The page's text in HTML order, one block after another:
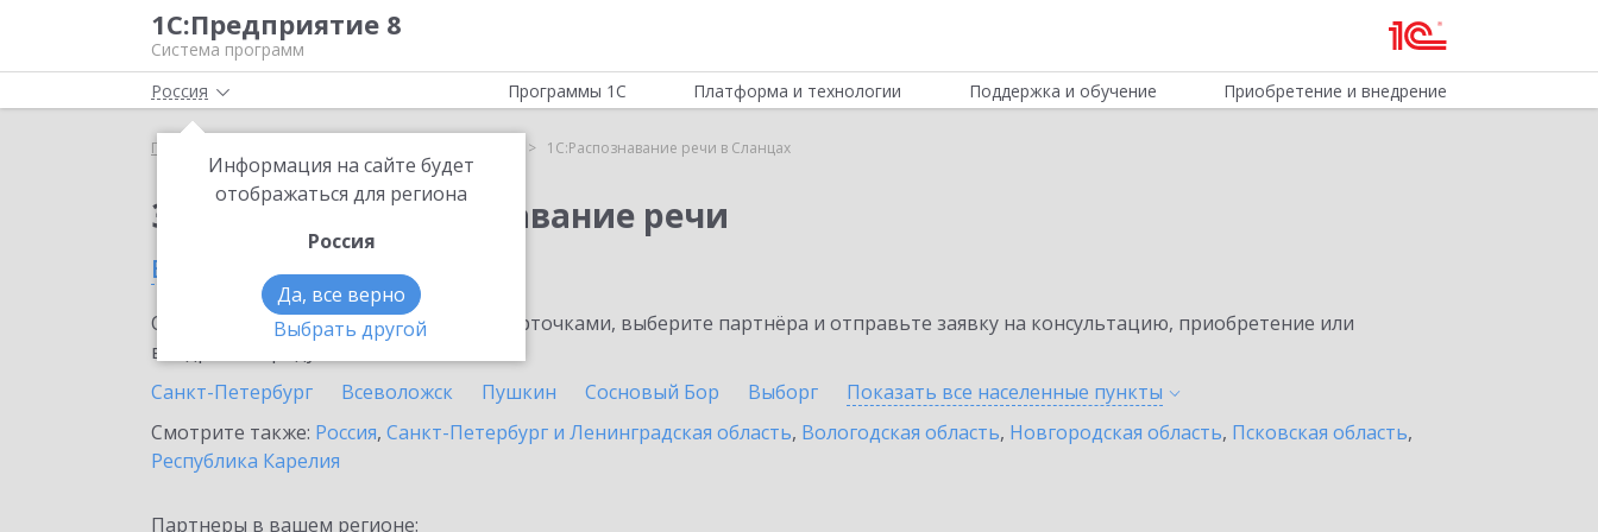
1С:Предприятие 8
Система программ
Россия
Информация на сайте будет
отображаться для региона
Россия
Да, все верно
Выбрать другой
Программы 1С Платформа и технологии Поддержка и обучение Приобретение и внедрение
Главная 1С:Распознавание речи в Сланцах
Заказать 1С:Распознавание речи
в Сланцах
Ознакомьтесь с информационными карточками, выберите партнёра и отправьте заявку на консультацию, приобретение или
внедрение продукта.
Санкт-Петербург
Всеволожск Пушкин Сосновый Бор Выборг Показать все населенные пункты
Смотрите также: Россия, Санкт-Петербург и Ленинградская область, Вологодская область, Новгородская область, Псковская область,
Республика Карелия
Партнеры в вашем регионе: